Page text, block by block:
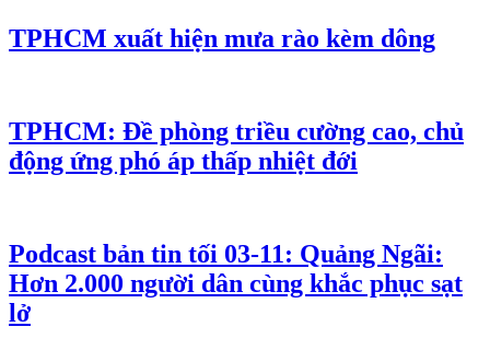
TPHCM xuất hiện mưa rào kèm dông
TPHCM: Đề phòng triều cường cao, chủ
động ứng phó áp thấp nhiệt đới
Podcast bản tin tối 03-11: Quảng Ngãi:
Hơn 2.000 người dân cùng khắc phục sạt
lở